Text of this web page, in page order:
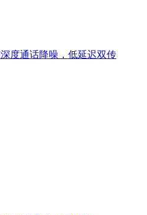
度通话降噪，低延迟双传